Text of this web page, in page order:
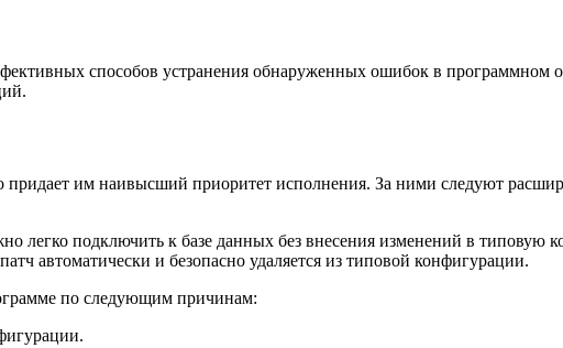
способов устранения обнаруженных ошибок в программном
им наивысший приоритет исполнения. За ними следуют
легко подключить к базе данных без внесения изменений в типовую
автоматически и безопасно удаляется из типовой конфигурации.
по следующим причинам: